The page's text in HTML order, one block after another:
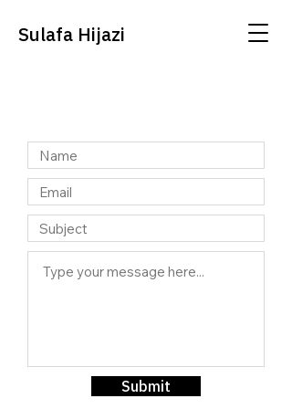
Sulafa Hijazi
Submit